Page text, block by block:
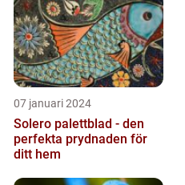
07 januari 2024
Solero palettblad - den
perfekta prydnaden för
ditt hem